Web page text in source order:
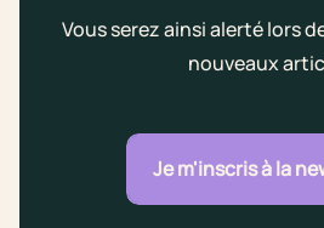
Vous serez ainsi alerté lors
nouveaux
Je m'inscris à la